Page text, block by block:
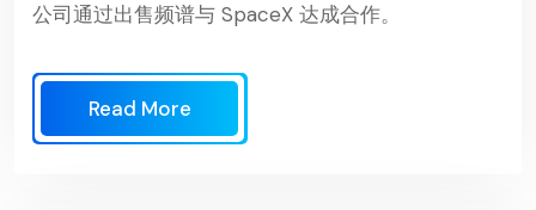
公司通过出售频谱与 SpaceX 达成合作。
Read More